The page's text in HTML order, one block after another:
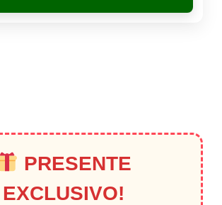
PRESENTE
EXCLUSIVO!